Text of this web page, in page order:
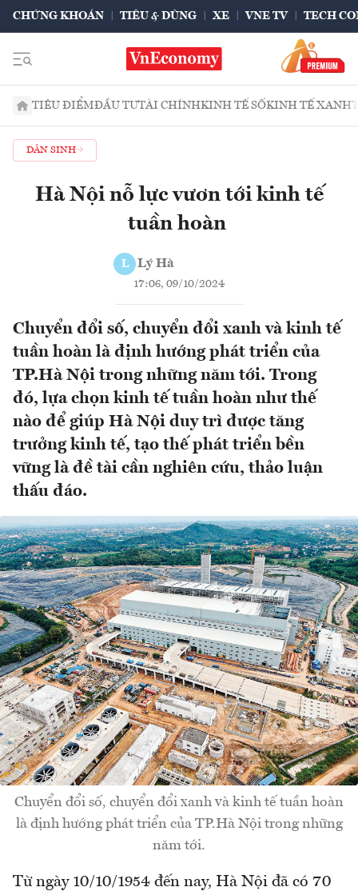
CHỨNG KHOÁN TIÊU & DÙNG XE VNE TV TECH
TIÊU ĐIỂMĐẦU TƯTÀI CHÍNHKINH TẾ SỐKINH TẾ XANH
DÂN SINH
Hà Nội nỗ lực vươn tới kinh tế
tuần hoàn
L Lý Hà
17:06, 09/10/2024
Chuyển đổi số, chuyển đổi xanh và kinh tế
tuần hoàn là định hướng phát triển của
TP.Hà Nội trong những năm tới. Trong
đó, lựa chọn kinh tế tuần hoàn như thế
nào để giúp Hà Nội duy trì được tăng
trưởng kinh tế, tạo thế phát triển bền
vững là đề tài cần nghiên cứu, thảo luận
thấu đáo.
Chuyển đổi số, chuyển đổi xanh và kinh tế tuần hoàn
là định hướng phát triển của TP.Hà Nội trong những
năm tới.
Từ ngày 10/10/1954 đến nay, Hà Nội đã có 70